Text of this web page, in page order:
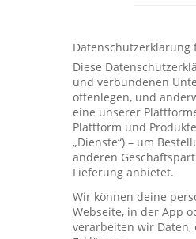
Datenschutzerklärung
Diese
und verbundenen
offenlegen, und
eine unserer
Plattform und
„Dienste“) – um
anderen
Lieferung anbietet.
Wir können deine
Webseite, in der App
verarbeiten wir